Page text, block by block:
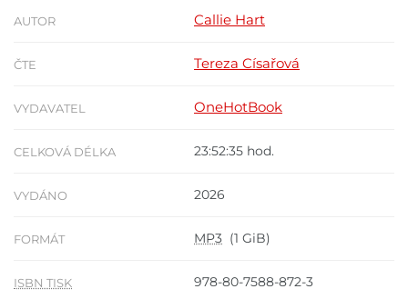
AUTOR Callie Hart
ČTE Tereza Císařová
VYDAVATEL OneHotBook
CELKOVÁ DÉLKA 23:52:35 hod.
VYDÁNO 2026
FORMÁT MP3 (1 GiB)
ISBN TISK 978-80-7588-872-3